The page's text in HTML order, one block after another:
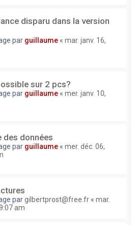
disparu dans la version
par guillaume « mar. janv. 16,
sur 2 pcs?
par guillaume « mer. janv. 10,
des données
par guillaume « mer. déc. 06,
pargilbertprost@free.fr « mar.
am